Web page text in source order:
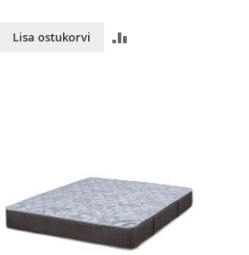
Lisa ostukorvi